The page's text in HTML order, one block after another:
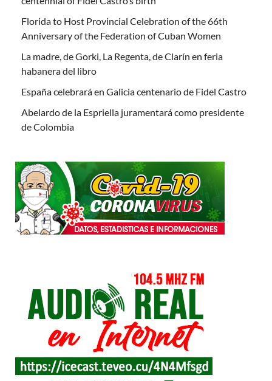
Florida to Host Provincial Celebration of the 66th
Anniversary of the Federation of Cuban Women
La madre, de Gorki, La Regenta, de Clarín en feria
habanera del libro
España celebrará en Galicia centenario de Fidel Castro
Abelardo de la Espriella juramentará como presidente
de Colombia